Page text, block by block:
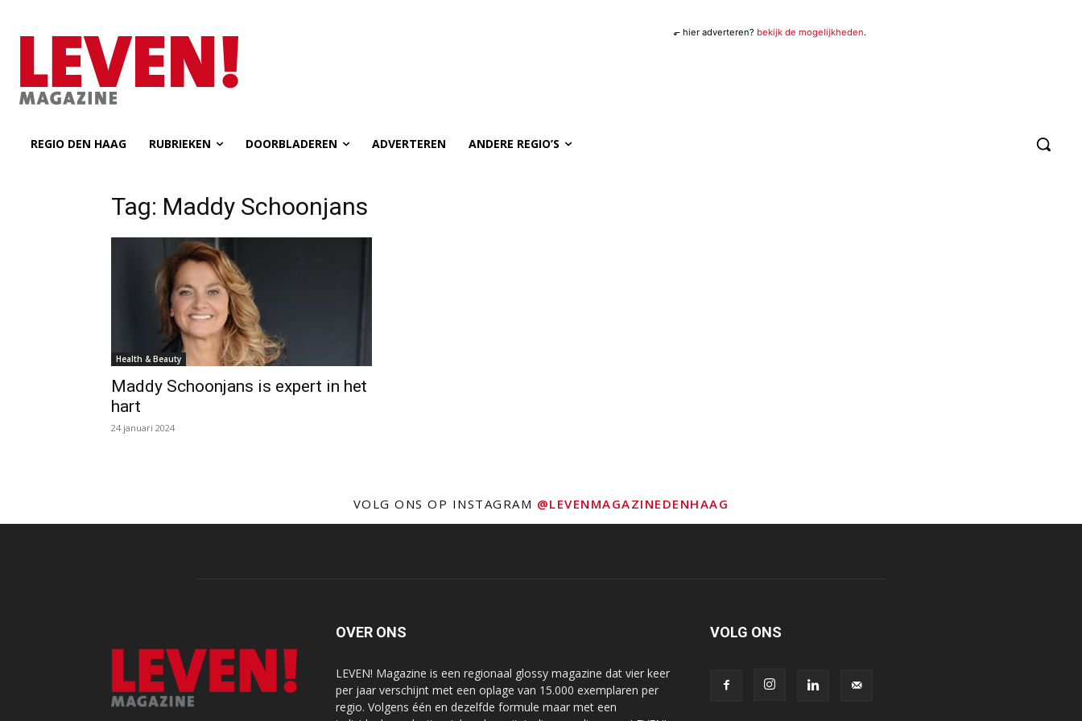
⬐ hier adverteren? bekijk de mogelijkheden.
REGIO DEN HAAG RUBRIEKEN DOORBLADEREN ADVERTEREN ANDERE REGIO’S
Tag: Maddy Schoonjans
Health & Beauty
Maddy Schoonjans is expert in het
hart
24 januari 2024
VOLG ONS OP INSTAGRAM @LEVENMAGAZINEDENHAAG
OVER ONS
LEVEN! Magazine is een regionaal glossy magazine dat vier keer
per jaar verschijnt met een oplage van 15.000 exemplaren per
regio. Volgens één en dezelfde formule maar met een
VOLG ONS